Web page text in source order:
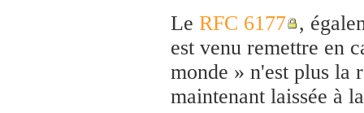
Le RFC 6177 ,
est venu remettre en
monde » n'est plus
maintenant laissée à